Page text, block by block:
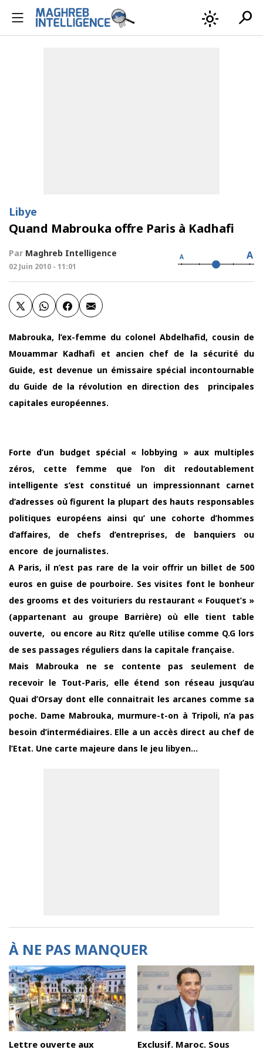
light_mode search
Libye
Quand Mabrouka offre Paris à Kadhafi
Par Maghreb Intelligence
02 Juin 2010 - 11:01
A A
Mabrouka, l’ex-femme du colonel Abdelhafid, cousin de
Mouammar Kadhafi et ancien chef de la sécurité du
Guide, est devenue un émissaire spécial incontournable
du Guide de la révolution en direction des principales
capitales européennes.
Forte d’un budget spécial « lobbying » aux multiples
zéros, cette femme que l’on dit redoutablement
intelligente s’est constitué un impressionnant carnet
d’adresses où figurent la plupart des hauts responsables
politiques européens ainsi qu’ une cohorte d’hommes
d’affaires, de chefs d’entreprises, de banquiers ou
encore de journalistes.
A Paris, il n’est pas rare de la voir offrir un billet de 500
euros en guise de pourboire. Ses visites font le bonheur
des grooms et des voituriers du restaurant « Fouquet’s »
(appartenant au groupe Barrière) où elle tient table
ouverte, ou encore au Ritz qu’elle utilise comme Q.G lors
de ses passages réguliers dans la capitale française.
Mais Mabrouka ne se contente pas seulement de
recevoir le Tout-Paris, elle étend son réseau jusqu’au
Quai d’Orsay dont elle connaitrait les arcanes comme sa
poche. Dame Mabrouka, murmure-t-on à Tripoli, n’a pas
besoin d’intermédiaires. Elle a un accès direct au chef de
l’Etat. Une carte majeure dans le jeu libyen…
À NE PAS MANQUER
Lettre ouverte aux
Exclusif. Maroc. Sous